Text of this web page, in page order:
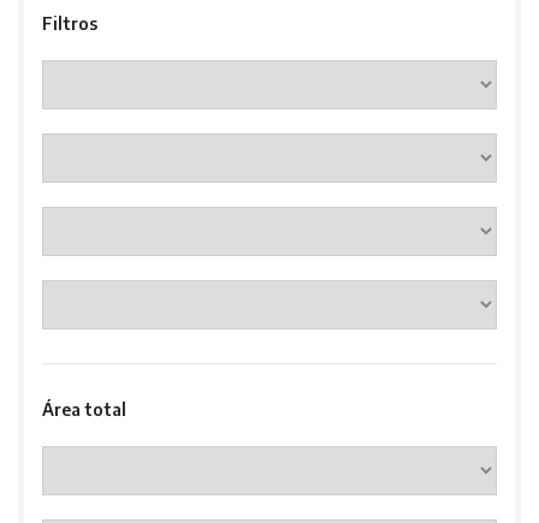
Filtros
Área total